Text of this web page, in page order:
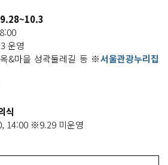
9.28~10.3
운영
&마을 성곽둘레길 등 ※서울관광누리집
식
14:00 ※9.29 미운영